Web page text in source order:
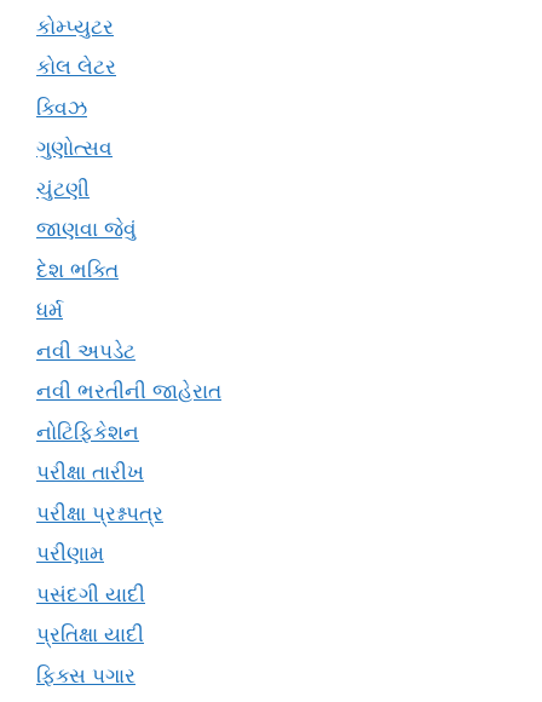
કોમ્પ્યુટર
કોલ લેટર
ક્વિઝ
ગુણોત્સવ
ચુંટણી
જાણવા જેવું
દેશ ભક્તિ
ધર્મ
નવી અપડેટ
નવી ભરતીની જાહેરાત
નોટિફિકેશન
પરીક્ષા તારીખ
પરીક્ષા પ્રશ્નપત્ર
પરીણામ
પસંદગી યાદી
પ્રતિક્ષા યાદી
ફિક્સ પગાર